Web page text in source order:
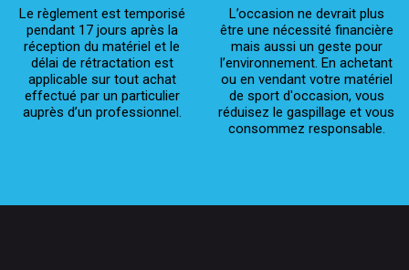
Le règlement est temporisé
pendant 17 jours après la
réception du matériel et le
délai de rétractation est
applicable sur tout achat
effectué par un particulier
auprès d’un professionnel.
L’occasion ne devrait plus
être une nécessité financière
mais aussi un geste pour
l’environnement. En achetant
ou en vendant votre matériel
de sport d'occasion, vous
réduisez le gaspillage et vous
consommez responsable.